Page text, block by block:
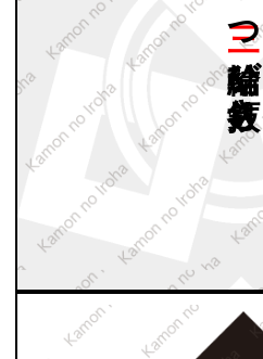
釘抜き